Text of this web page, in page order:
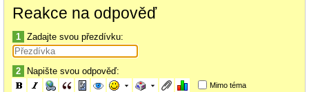
Reakce na odpověď
1 Zadajte svou přezdívku:
2 Napište svou odpověď:
Mimo téma